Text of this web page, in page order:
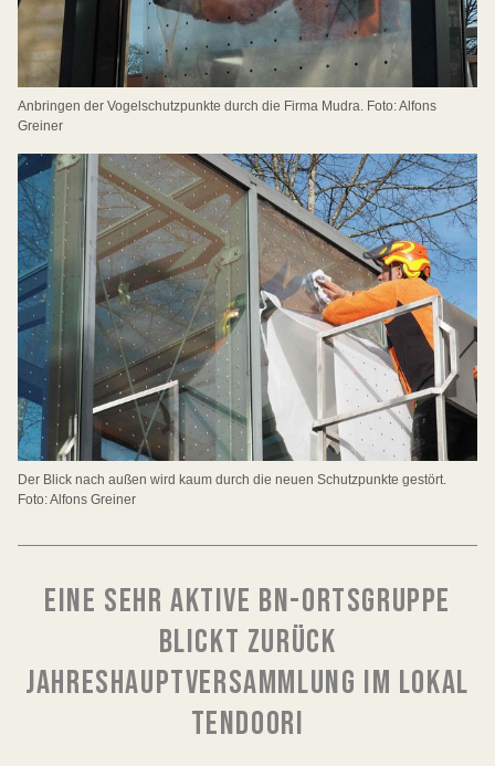
Anbringen der Vogelschutzpunkte durch die Firma Mudra. Foto: Alfons
Greiner
Der Blick nach außen wird kaum durch die neuen Schutzpunkte gestört.
Foto: Alfons Greiner
EINE SEHR AKTIVE BN-ORTSGRUPPE
BLICKT ZURÜCK
JAHRESHAUPTVERSAMMLUNG IM LOKAL
TENDOORI